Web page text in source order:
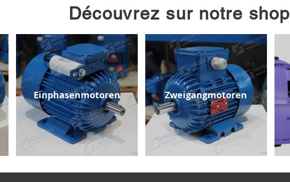
Découvrez sur notre shop
Einphasenmotoren Zweigangmotoren